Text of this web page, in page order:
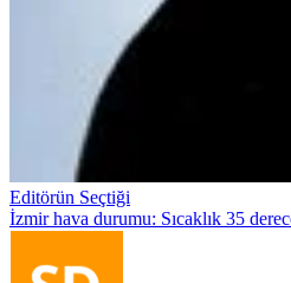
Editörün Seçtiği
İzmir hava durumu: Sıcaklık 35